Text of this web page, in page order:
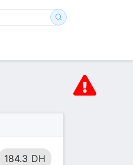
184.3 DH